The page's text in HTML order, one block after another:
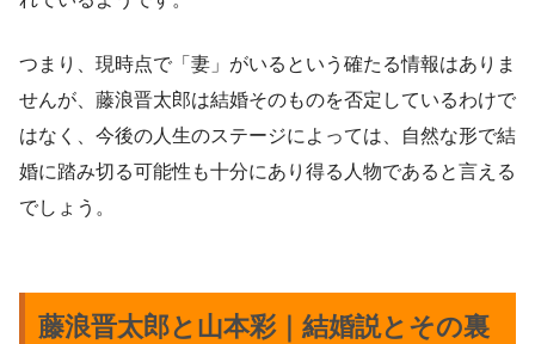
つまり、現時点で「妻」がいるという確たる情報はありま
せんが、藤浪晋太郎は結婚そのものを否定しているわけで
はなく、今後の人生のステージによっては、自然な形で結
婚に踏み切る可能性も十分にあり得る人物であると言える
でしょう。
藤浪晋太郎と山本彩｜結婚説とその裏